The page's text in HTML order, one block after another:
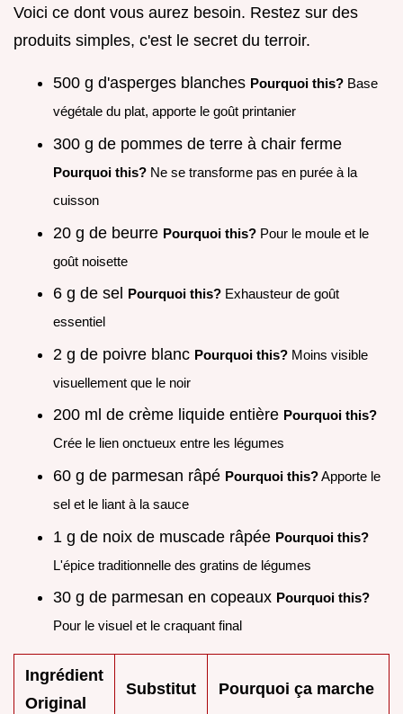
Voici ce dont vous aurez besoin. Restez sur des
produits simples, c'est le secret du terroir.
500 g d'asperges blanches Pourquoi this? Base
végétale du plat, apporte le goût printanier
300 g de pommes de terre à chair ferme
Pourquoi this? Ne se transforme pas en purée à la
cuisson
20 g de beurre Pourquoi this? Pour le moule et le
goût noisette
6 g de sel Pourquoi this? Exhausteur de goût
essentiel
2 g de poivre blanc Pourquoi this? Moins visible
visuellement que le noir
200 ml de crème liquide entière Pourquoi this?
Crée le lien onctueux entre les légumes
60 g de parmesan râpé Pourquoi this?Apporte le
sel et le liant à la sauce
1 g de noix de muscade râpée Pourquoi this?
L'épice traditionnelle des gratins de légumes
30 g de parmesan en copeaux Pourquoi this?
Pour le visuel et le craquant final
Ingrédient
Original
Substitut Pourquoi ça marche